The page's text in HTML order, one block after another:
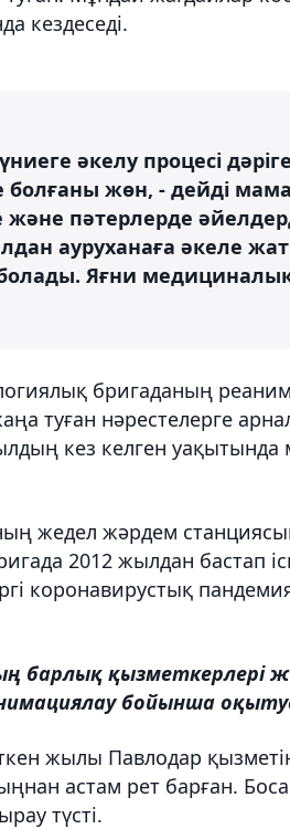
кездеседі.
әкелу процесі
жөн, - дейді
пәтерлерде
ауруханаға әкеле
Яғни медициналық
бригаданың
туған нәрестелерге
кез келген уақытында
жедел жәрдем
2012 жылдан бастап
коронавирустық
барлық қызметкерлері
бойынша
жылы Павлодар
астам рет барған.
түсті.